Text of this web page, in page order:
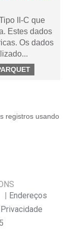
II-C que
Estes dados
Os dados
registros usando
Endereços